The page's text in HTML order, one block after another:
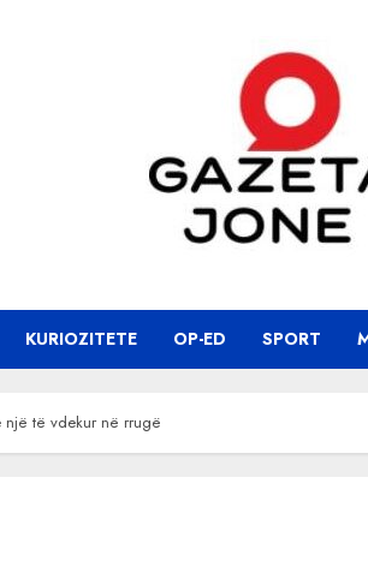
KURIOZITETE OP-ED SPORT
të vdekur në rrugë